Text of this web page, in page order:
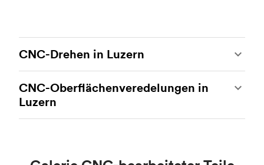
CNC-Drehen in Luzern
weitere beliebte Art der CNC-Bearbeitung, bei
der hochmoderne Drehmaschinen und
Drehzentren zum Einsatz kommen, um
CNC-Oberflächenveredelungen in
Luzern